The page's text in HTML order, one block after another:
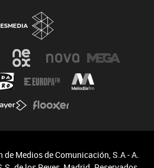
Medios de Comunicación, S.A - A.